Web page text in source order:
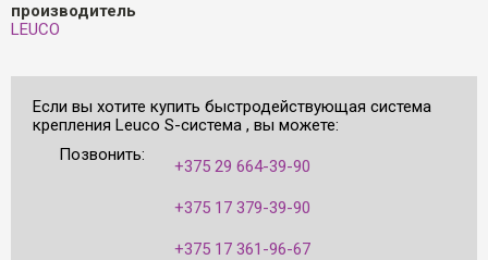
производитель
LEUCO
Если вы хотите купить быстродействующая система
крепления Leuco S-система , вы можете:
Позвонить:
+375 29 664-39-90
+375 17 379-39-90
+375 17 361-96-67